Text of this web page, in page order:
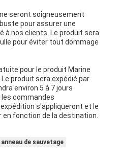
seront soigneusement
pour assurer une
à nos clients. Le produit sera
pour éviter tout dommage
pour le produit Marine
produit sera expédié par
environ 5 à 7 jours
les commandes
s'appliqueront et le
en fonction de la destination.
anneau de sauvetage